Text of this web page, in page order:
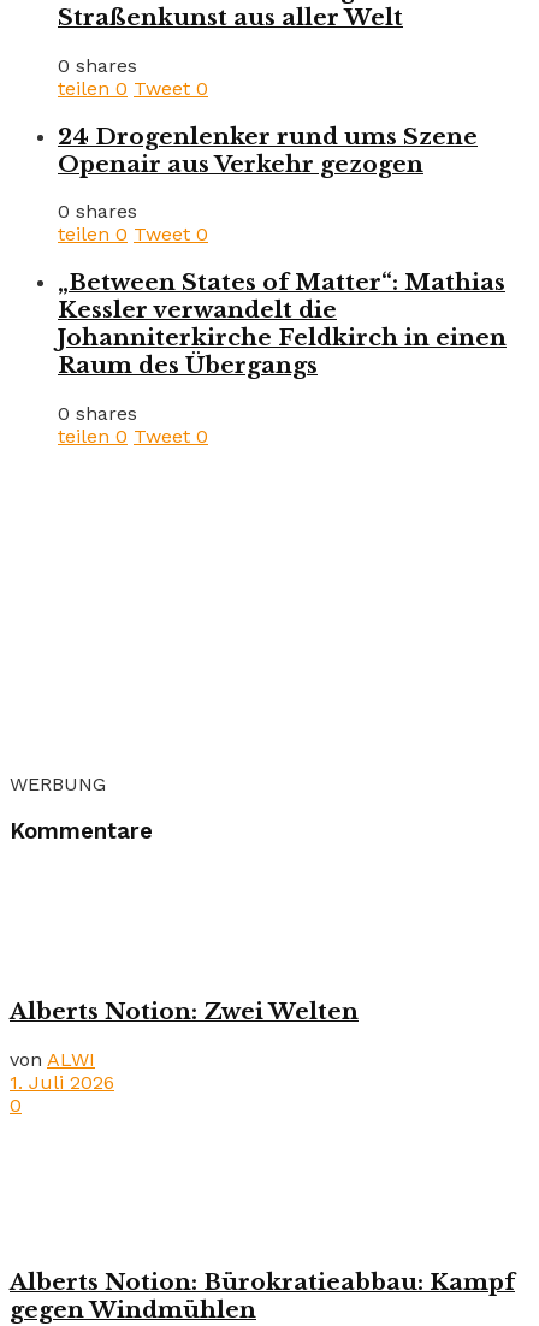
Straßenkunst aus aller Welt
0 shares
teilen 0 Tweet 0
24 Drogenlenker rund ums Szene
Openair aus Verkehr gezogen
0 shares
teilen 0 Tweet 0
„Between States of Matter“: Mathias
Kessler verwandelt die
Johanniterkirche Feldkirch in einen
Raum des Übergangs
0 shares
teilen 0 Tweet 0
WERBUNG
Kommentare
Alberts Notion: Zwei Welten
von ALWI
1. Juli 2026
0
Alberts Notion: Bürokratieabbau: Kampf
gegen Windmühlen